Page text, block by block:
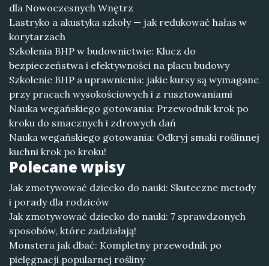
dla Nowoczesnych Wnętrz
Lastryko a akustyka szkoły — jak redukować hałas w
korytarzach
Szkolenia BHP w budownictwie: Klucz do
bezpieczeństwa i efektywności na placu budowy
Szkolenie BHP a uprawnienia: jakie kursy są wymagane
przy pracach wysokościowych i z rusztowaniami
Nauka wegańskiego gotowania: Przewodnik krok po
kroku do smacznych i zdrowych dań
Nauka wegańskiego gotowania: Odkryj smaki roślinnej
kuchni krok po kroku!
Polecane wpisy
Jak zmotywować dziecko do nauki: Skuteczne metody
i porady dla rodziców
Jak zmotywować dziecko do nauki: 7 sprawdzonych
sposobów, które zadziałają!
Monstera jak dbać: Kompletny przewodnik po
pielęgnacji popularnej rośliny